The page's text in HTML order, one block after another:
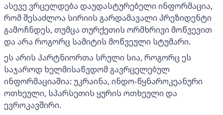
ასევე ვრცელდება დაუდასტურებელი ინფორმაცია,
რომ შესაძლოა სირიის გარდამავალი პრეზიდენტი
გამოჩნდეს, თუმცა თურქეთის ორმხრივი მოწვევით
და არა როგორც სამიტის მოწვეული სტუმარი.
ეს არის პარტნიორთა სრული სია, როგორც ეს
საჯაროდ ხელმისაწვდომ გავრცელებულ
ინფორმაციაშია: უკრაინა, ინდო-წყნაროკეანური
ოთხეული, სპარსეთის ყურის ოთხეული და
ევროკავშირი.